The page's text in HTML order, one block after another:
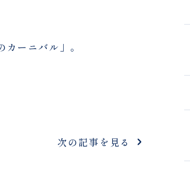
ーニバル」。
次の記事を見る